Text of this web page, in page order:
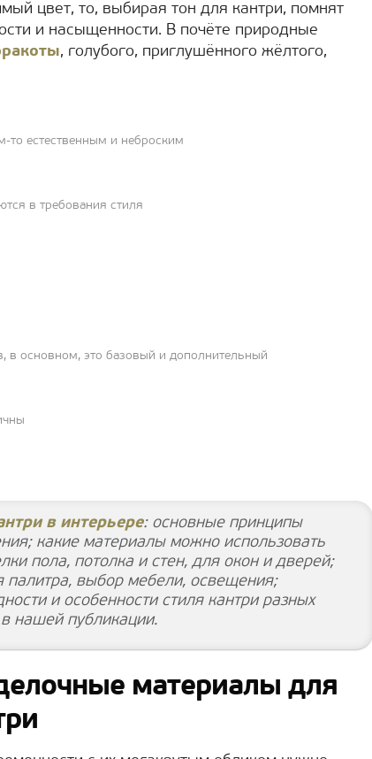
цвет, то, выбирая тон для кантри, помнят
и насыщенности. В почёте природные
, голубого, приглушённого жёлтого,
то естественным и неброским
в требования стиля
в основном, это базовый и дополнительный
в интерьере: основные принципы
какие материалы можно использовать
пола, потолка и стен, для окон и дверей;
палитра, выбор мебели, освещения;
и особенности стиля кантри разных
нашей публикации.
материалы для